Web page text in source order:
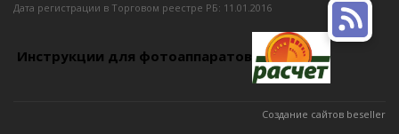
Дата регистрации в Торговом реестре РБ: 11.01.2016
Инструкции для фотоаппаратов
Создание сайтов beseller